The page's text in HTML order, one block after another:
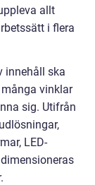
allt
i flera
innehåll ska
vinklar
sig. Utifrån
LED-